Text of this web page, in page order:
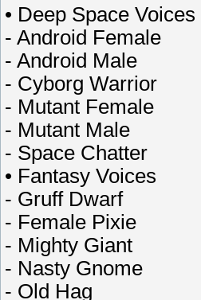
• Deep Space Voices
- Android Female
- Android Male
- Cyborg Warrior
- Mutant Female
- Mutant Male
- Space Chatter
• Fantasy Voices
- Gruff Dwarf
- Female Pixie
- Mighty Giant
- Nasty Gnome
- Old Hag